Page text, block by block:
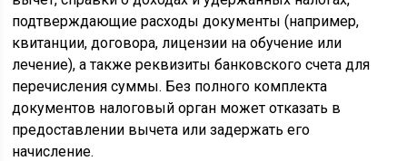
подтверждающие расходы документы (например,
квитанции, договора, лицензии на обучение или
лечение), а также реквизиты банковского счета для
перечисления суммы. Без полного комплекта
документов налоговый орган может отказать в
предоставлении вычета или задержать его
начисление.